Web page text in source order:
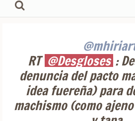
RT @Desgloses :
denuncia del pacto
idea fuereña) para
machismo (como